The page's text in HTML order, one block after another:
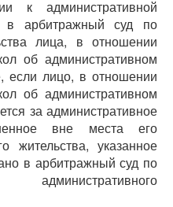
к административной
в арбитражный суд по
лица, в отношении
об административном
если лицо, в отношении
об административном
за административное
вне места его
жительства, указанное
в арбитражный суд по